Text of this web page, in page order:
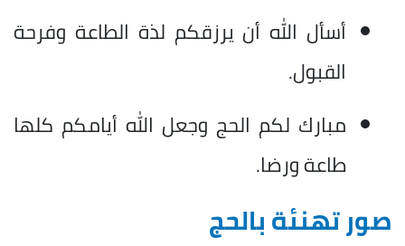
أسأل الله أن يرزقكم لذة الطاعة وفرحة
القبول.
مبارك لكم الحج وجعل الله أيامكم كلها
طاعة ورضا.
صور تهنئة بالحج